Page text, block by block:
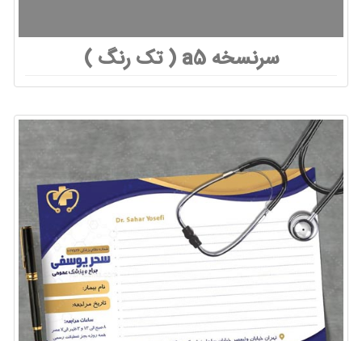
سرنسخه a5 ( تک رنگ )